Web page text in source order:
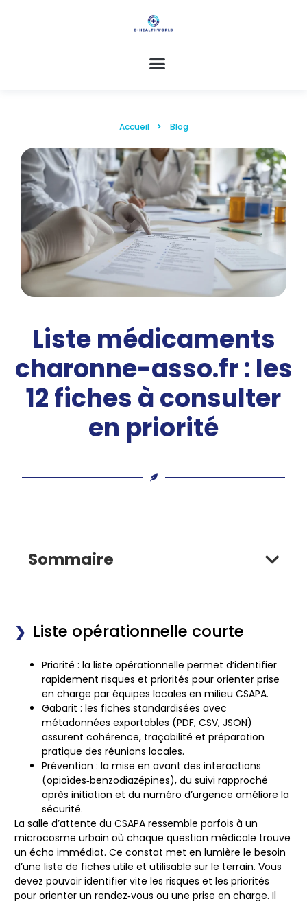
Accueil Blog
Liste médicaments
charonne-asso.fr : les
12 fiches à consulter
en priorité
Sommaire
Liste opérationnelle courte
Priorité : la liste opérationnelle permet d’identifier
rapidement risques et priorités pour orienter prise
en charge par équipes locales en milieu CSAPA.
Gabarit : les fiches standardisées avec
métadonnées exportables (PDF, CSV, JSON)
assurent cohérence, traçabilité et préparation
pratique des réunions locales.
Prévention : la mise en avant des interactions
(opioïdes‑benzodiazépines), du suivi rapproché
après initiation et du numéro d’urgence améliore la
sécurité.
La salle d’attente du CSAPA ressemble parfois à un
microcosme urbain où chaque question médicale trouve
un écho immédiat. Ce constat met en lumière le besoin
d’une liste de fiches utile et utilisable sur le terrain. Vous
devez pouvoir identifier vite les risques et les priorités
pour orienter un rendez‑vous ou une prise en charge. Il